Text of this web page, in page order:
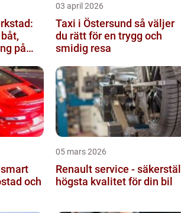
på
03 april 2026
Taxi i Östersund så väljer
du rätt för en trygg och
smidig resa
och
05 mars 2026
Renault service - säkerställ
högsta kvalitet för din bil